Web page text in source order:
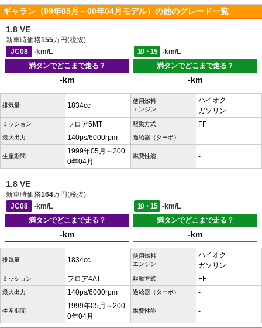
ギャラン（99年05月～00年04月モデル）の他のグレード一覧
1.8 VE
新車時価格155万円(税抜)
JC08
-km/L 10・15
-km/L
満タンでどこまで走る？
-km
満タンでどこまで走る？
-km
排気量 1834cc
使用燃料
エンジン
ハイオク
ガソリン
ミッション フロア5MT 駆動方式 FF
最大出力 140ps/6000rpm 過給器（ターボ） -
生産期間
1999年05月～200
0年04月
燃費性能 -
1.8 VE
新車時価格164万円(税抜)
JC08
-km/L 10・15
-km/L
満タンでどこまで走る？
-km
満タンでどこまで走る？
-km
排気量 1834cc
使用燃料
エンジン
ハイオク
ガソリン
ミッション フロア4AT 駆動方式 FF
最大出力 140ps/6000rpm 過給器（ターボ） -
生産期間
1999年05月～200
0年04月
燃費性能 -